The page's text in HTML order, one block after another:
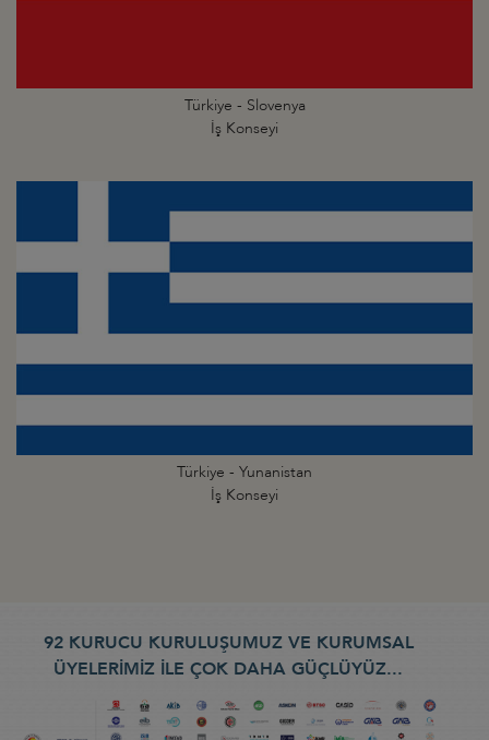
Türkiye - Slovenya
İş Konseyi
Türkiye - Yunanistan
İş Konseyi
92 KURUCU KURULUŞUMUZ VE KURUMSAL
ÜYELERİMİZ İLE ÇOK DAHA GÜÇLÜYÜZ...